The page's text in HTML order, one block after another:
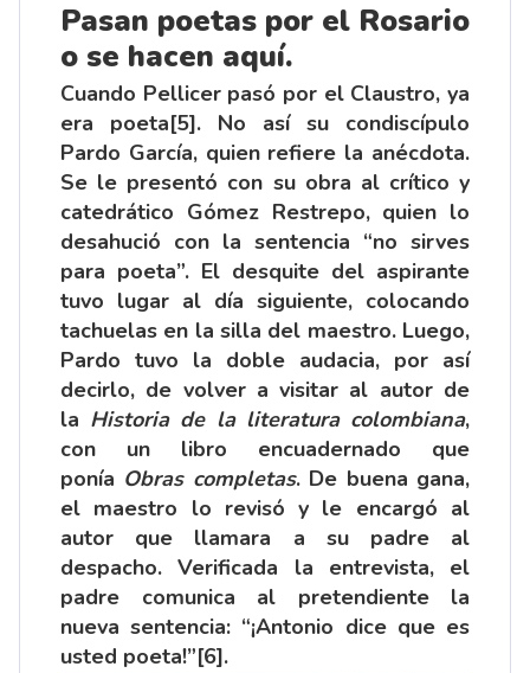
Pasan poetas por el Rosario
o se hacen aquí.
Cuando Pellicer pasó por el Claustro, ya
era poeta[5]. No así su condiscípulo
Pardo García, quien refiere la anécdota.
Se le presentó con su obra al crítico y
catedrático Gómez Restrepo, quien lo
desahució con la sentencia “no sirves
para poeta”. El desquite del aspirante
tuvo lugar al día siguiente, colocando
tachuelas en la silla del maestro. Luego,
Pardo tuvo la doble audacia, por así
decirlo, de volver a visitar al autor de
la Historia de la literatura colombiana,
con un libro encuadernado que
ponía Obras completas. De buena gana,
el maestro lo revisó y le encargó al
autor que llamara a su padre al
despacho. Verificada la entrevista, el
padre comunica al pretendiente la
nueva sentencia: “¡Antonio dice que es
usted poeta!”[6].